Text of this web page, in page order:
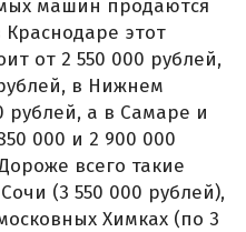
машин продаются
этот
от 2 550 000 рублей,
в Нижнем
рублей, а в Самаре и
000 и 2 900 000
всего такие
(3 550 000 рублей),
Химках (по 3